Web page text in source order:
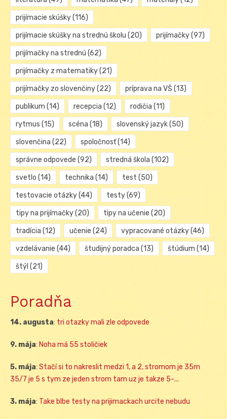
prijímacie skúšky(116)
prijímacie skúšky na strednú školu (20) prijímačky(97)
prijímačky na strednú (62)
prijímačky z matematiky(21)
prijímačky zo slovenčiny(22) príprava na VŠ (13)
publikum (14) recepcia (12) rodičia (11)
rytmus (15) scéna (18) slovenský jazyk(50)
slovenčina (22) spoločnosť(14)
správne odpovede (92) stredná škola (102)
svetlo (14) technika (14) test (50)
testovacie otázky(44) testy(69)
tipy na prijímačky(20) tipy na učenie (20)
tradícia (12) učenie (24) vypracované otázky(46)
vzdelávanie (44) študijný poradca (13) štúdium (14)
štýl (21)
Poradňa
14. augusta: tri otazky mali zle odpovede
9. mája: Noha má 55 stoličiek
5. mája: Stačí si to nakreslit medzi 1, a 2, stromom je 35m
35/7 je 5 s tym ze jeden strom tam uz je takze 5-...
3. mája: Take blbe testy na prijimackach urcite nebudu